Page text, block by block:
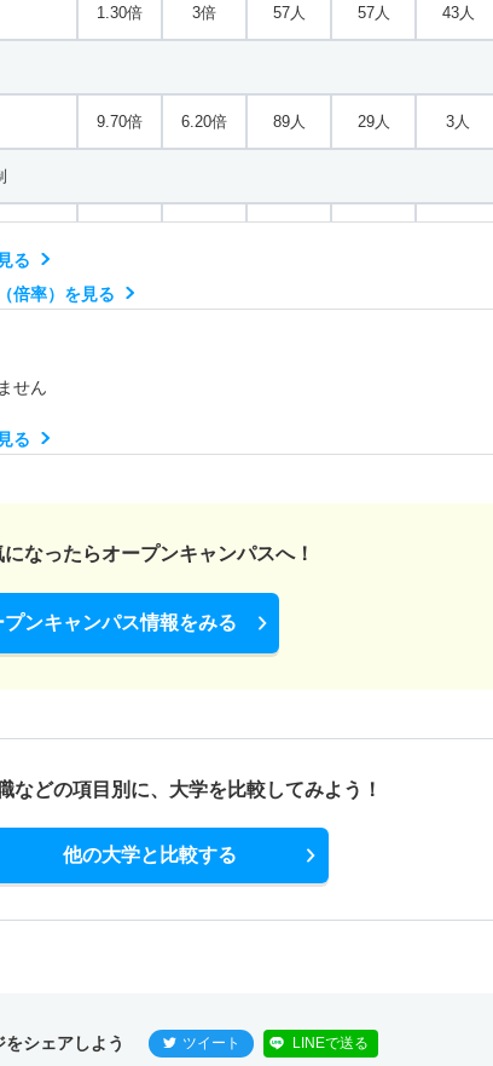
1.30倍 3倍 57人 57人 43人
9.70倍 6.20倍 89人 29人 3人
る
倍率）を見る
せん
る
なったらオープンキャンパスへ！
プンキャンパス情報をみる
などの項目別に、 大学を比較してみよう！
他の大学と比較する
をシェアしよう ツイート LINEで送る